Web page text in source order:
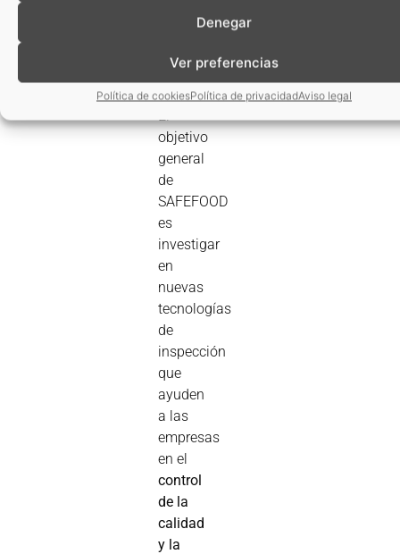
Denegar
Ver preferencias
Política de cookiesPolítica de privacidadAviso legal
rápida
microorganismos
objetivo
general
de
SAFEFOOD
es
investigar
en
nuevas
tecnologías
de
inspección
que
ayuden
a las
empresas
en el
control
de la
calidad
y la